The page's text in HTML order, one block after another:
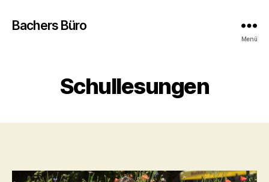
Bachers Büro
Menü
Schullesungen